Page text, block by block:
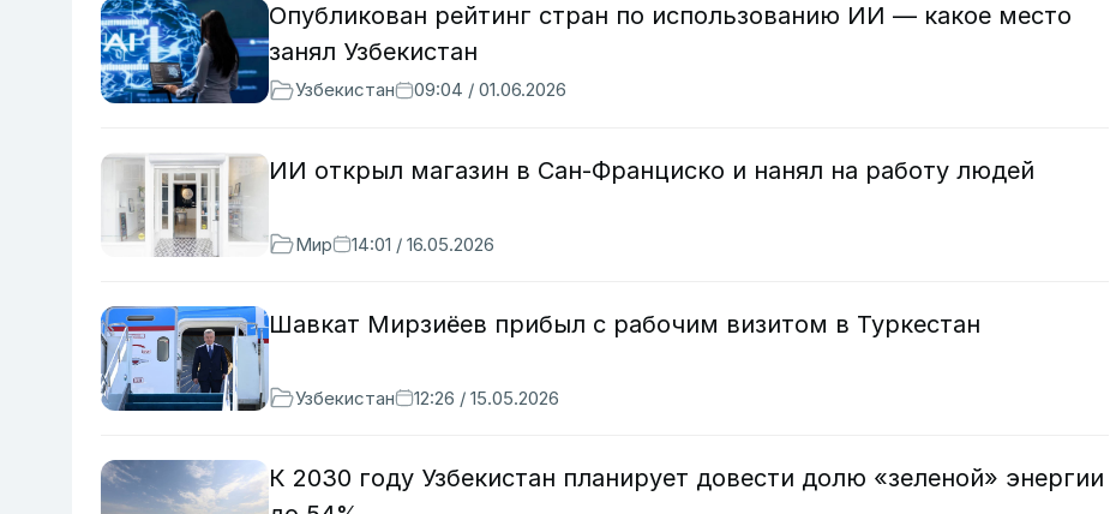
Опубликован рейтинг стран по использованию ИИ — какое место
занял Узбекистан
Узбекистан 09:04 / 01.06.2026
ИИ открыл магазин в Сан-Франциско и нанял на работу людей
Мир 14:01 / 16.05.2026
Шавкат Мирзиёев прибыл с рабочим визитом в Туркестан
Узбекистан 12:26 / 15.05.2026
К 2030 году Узбекистан планирует довести долю «зеленой» энергии